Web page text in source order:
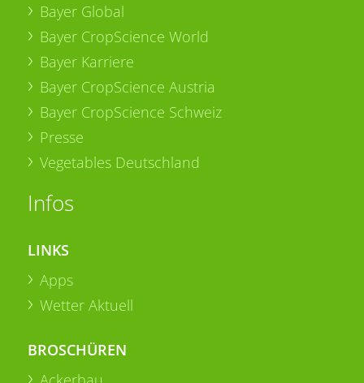
Bayer Global
Bayer CropScience World
Bayer Karriere
Bayer CropScience Austria
Bayer CropScience Schweiz
Presse
Vegetables Deutschland
Infos
LINKS
Apps
Wetter Aktuell
BROSCHÜREN